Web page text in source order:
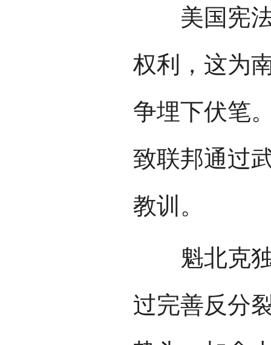
美国宪法
权利，这为
争埋下伏笔
致联邦通过
教训。
魁北克独
过完善反分